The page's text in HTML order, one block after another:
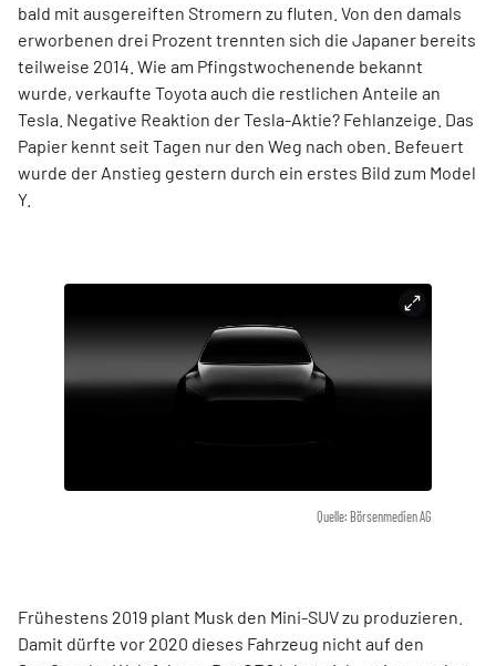
bald mit ausgereiften Stromern zu fluten. Von den damals
erworbenen drei Prozent trennten sich die Japaner bereits
teilweise 2014. Wie am Pfingstwochenende bekannt
wurde, verkaufte Toyota auch die restlichen Anteile an
Tesla. Negative Reaktion der Tesla-Aktie? Fehlanzeige. Das
Papier kennt seit Tagen nur den Weg nach oben. Befeuert
wurde der Anstieg gestern durch ein erstes Bild zum Model
Y.
Quelle: Börsenmedien AG
Frühestens 2019 plant Musk den Mini-SUV zu produzieren.
Damit dürfte vor 2020 dieses Fahrzeug nicht auf den